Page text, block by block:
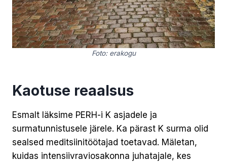
Foto: erakogu
Kaotuse reaalsus
Esmalt läksime PERH-i K asjadele ja
surmatunnistusele järele. Ka pärast K surma olid
sealsed meditsiinitöötajad toetavad. Mäletan,
kuidas intensiivraviosakonna juhatajale, kes